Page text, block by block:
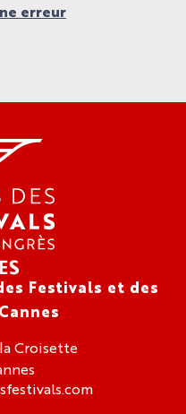
erreur
Festivals et des
Croisette